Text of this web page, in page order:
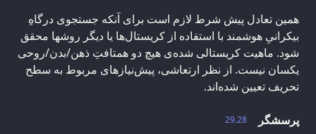
همین تعادل پیش شرط لازم است برای آنکه جستجوی درگاهِ
بیکرانیِ هوشمند با استفاده از کریستال‌ها یا دیگر روشها محقق
شود. ماهیت کریستالی شده‌ی هیچ دو همتافتِ ذهن/بدن/روحی
یکسان نیست. از نظر ارتعاشی، پیش‌نیازهای مربوط به سطح
تحریف تعیین شده‌اند.
29.28
پرسشگر